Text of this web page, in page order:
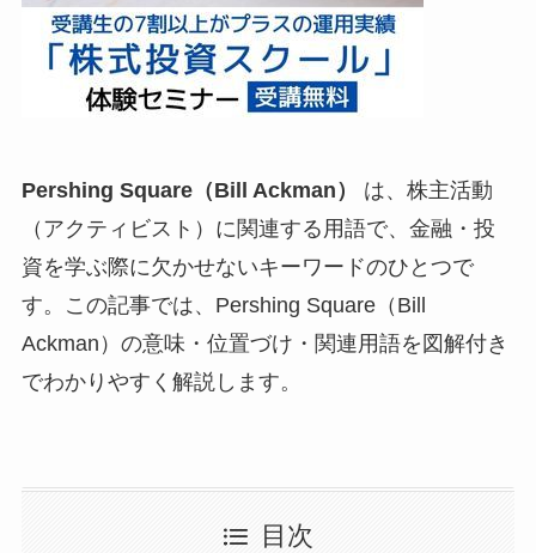
Pershing Square（Bill Ackman）
は、株主活動
（アクティビスト）に関連する用語で、金融・投
資を学ぶ際に欠かせないキーワードのひとつで
す。この記事では、Pershing Square（Bill
Ackman）の意味・位置づけ・関連用語を図解付き
でわかりやすく解説します。
目次